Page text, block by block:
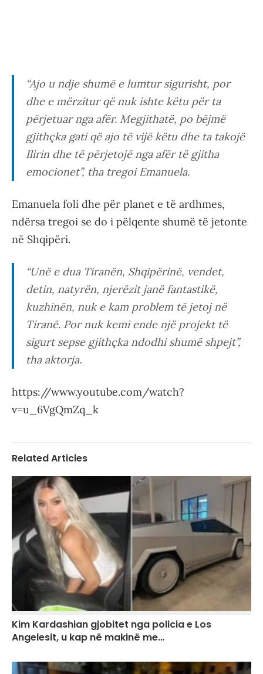
“Ajo u ndje shumë e lumtur sigurisht, por
dhe e mërzitur që nuk ishte këtu për ta
përjetuar nga afër. Megjithatë, po bëjmë
gjithçka gati që ajo të vijë këtu dhe ta takojë
Ilirin dhe të përjetojë nga afër të gjitha
emocionet”, tha tregoi Emanuela.
Emanuela foli dhe për planet e të ardhmes,
ndërsa tregoi se do i pëlqente shumë të jetonte
në Shqipëri.
“Unë e dua Tiranën, Shqipërinë, vendet,
detin, natyrën, njerëzit janë fantastikë,
kuzhinën, nuk e kam problem të jetoj në
Tiranë. Por nuk kemi ende një projekt të
sigurt sepse gjithçka ndodhi shumë shpejt”,
tha aktorja.
https://www.youtube.com/watch?
v=u_6VgQmZq_k
Related Articles
Kim Kardashian gjobitet nga policia e Los
Angelesit, u kap në makinë me…